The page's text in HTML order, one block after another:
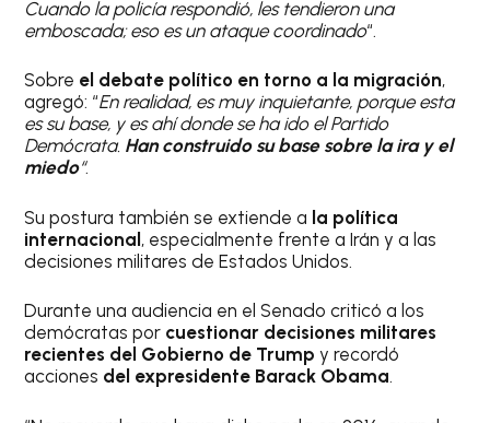
Cuando la policía respondió, les tendieron una
emboscada; eso es un ataque coordinado“.
Sobre el debate político en torno a la migración,
agregó: “En realidad, es muy inquietante, porque esta
es su base, y es ahí donde se ha ido el Partido
Demócrata. Han construido su base sobre la ira y el
miedo“.
Su postura también se extiende a la política
internacional, especialmente frente a Irán y a las
decisiones militares de Estados Unidos.
Durante una audiencia en el Senado criticó a los
demócratas por cuestionar decisiones militares
recientes del Gobierno de Trump y recordó
acciones del expresidente Barack Obama.